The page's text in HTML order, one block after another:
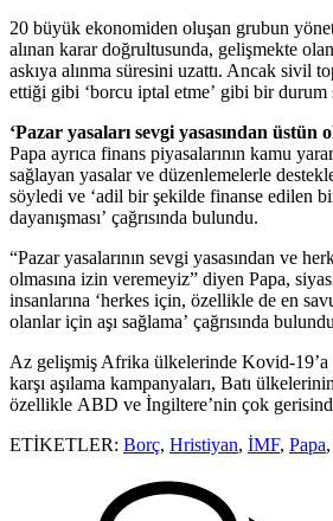
20 büyük ekonomiden oluşan grubun
alınan karar doğrultusunda, gelişmekte
askıya alınma süresini uzattı. Ancak sivil
ettiği gibi ‘borcu iptal etme’ gibi bir durum
‘Pazar yasaları sevgi yasasından üstün
Papa ayrıca finans piyasalarının kamu
sağlayan yasalar ve düzenlemelerle
söyledi ve ‘adil bir şekilde finanse edilen
dayanışması’ çağrısında bulundu.
“Pazar yasalarının sevgi yasasından ve
olmasına izin veremeyiz” diyen Papa,
insanlarına ‘herkes için, özellikle de en
olanlar için aşı sağlama’ çağrısında
Az gelişmiş Afrika ülkelerinde Kovid-19’a
karşı aşılama kampanyaları, Batı
özellikle ABD ve İngiltere’nin çok
ETİKETLER: Borç, Hristiyan, İMF, Papa,